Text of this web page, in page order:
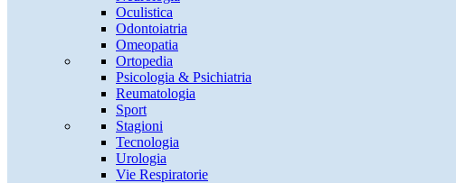
Oculistica
Odontoiatria
Omeopatia
Ortopedia
Psicologia & Psichiatria
Reumatologia
Sport
Stagioni
Tecnologia
Urologia
Vie Respiratorie